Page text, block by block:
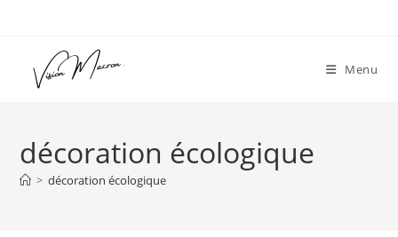
Menu
décoration écologique
> décoration écologique